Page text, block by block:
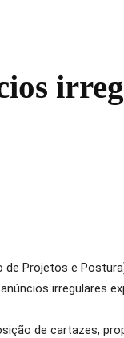
Projetos e
irregulares
de cartazes,